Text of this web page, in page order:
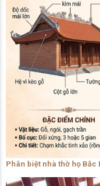
Phân biệt nhà thờ họ Bắc